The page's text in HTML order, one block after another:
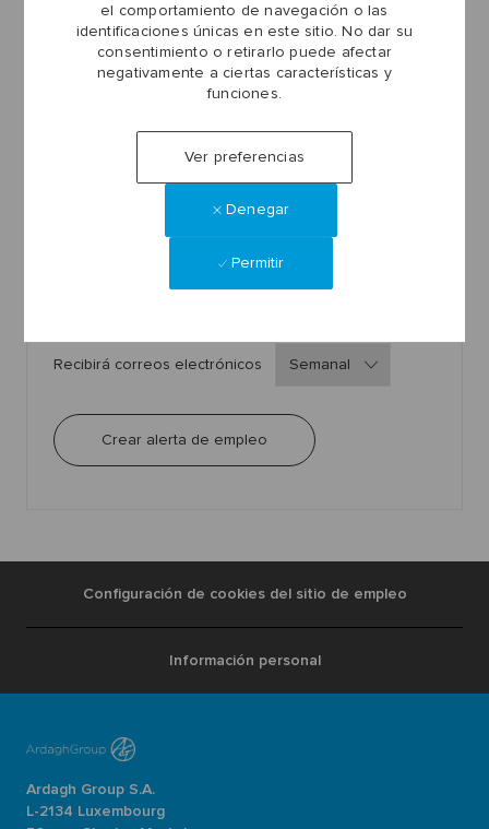
el comportamiento de navegación o las
identificaciones únicas en este sitio. No dar su
consentimiento o retirarlo puede afectar
negativamente a ciertas características y
funciones.
Ver preferencias
Denegar
Permitir
Crear alerta de empleo
obtener mejores alertas de empleo.
Recibirá correos electrónicos Required
Crear alerta de empleo
Configuración de cookies del sitio de empleo
Información personal
Ardagh Group S.A.
L-2134 Luxembourg